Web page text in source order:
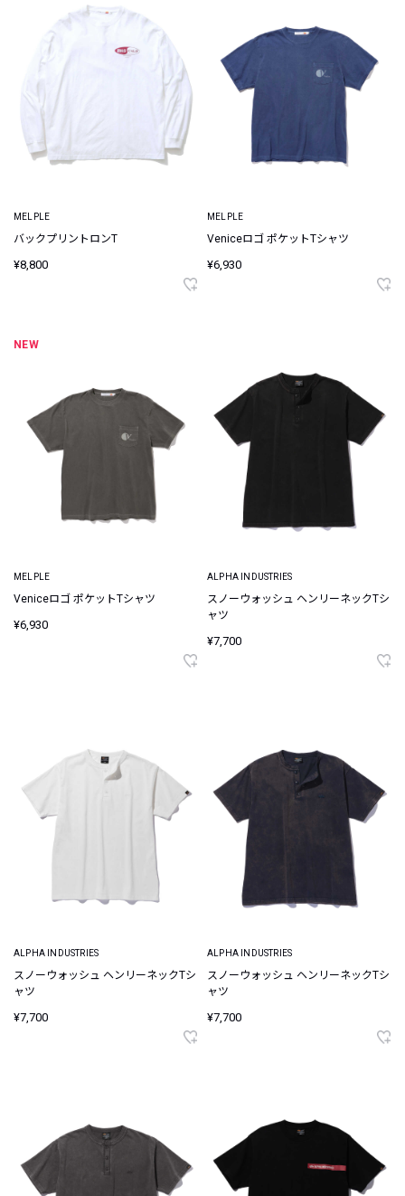
MELPLE
バックプリントロンT
¥8,800
MELPLE
Veniceロゴ ポケットTシャツ
¥6,930
NEW
MELPLE
Veniceロゴ ポケットTシャツ
¥6,930
ALPHA INDUSTRIES
スノーウォッシュ ヘンリーネックTシ
ャツ
¥7,700
ALPHA INDUSTRIES
スノーウォッシュ ヘンリーネックTシ
ャツ
¥7,700
ALPHA INDUSTRIES
スノーウォッシュ ヘンリーネックTシ
ャツ
¥7,700